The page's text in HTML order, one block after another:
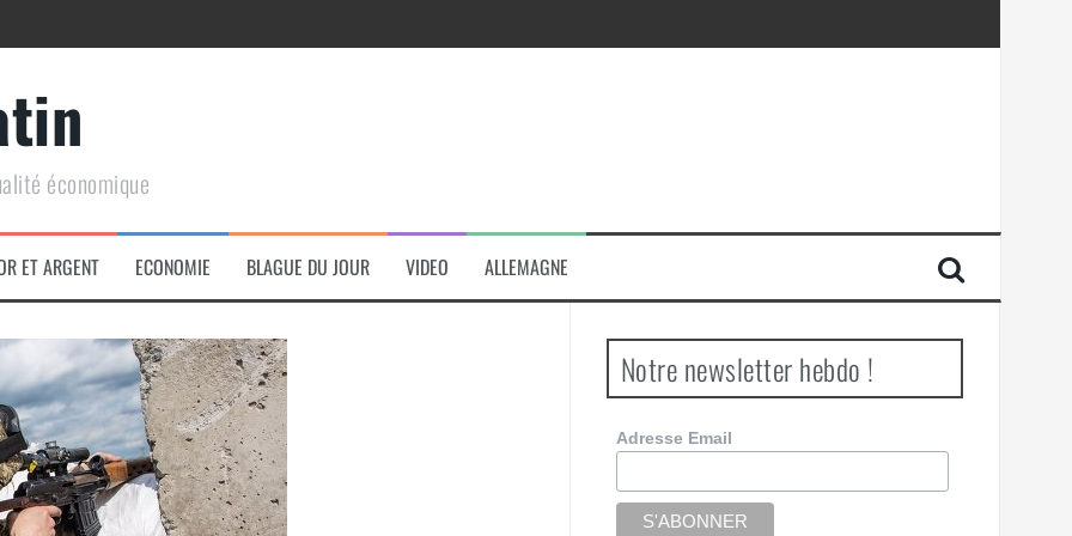
de conquête géopolitique massive
économique
ET ARGENT ECONOMIE BLAGUE DU JOUR VIDEO ALLEMAGNE
Notre newsletter hebdo !
Adresse Email